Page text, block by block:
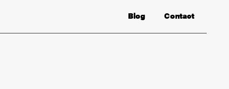
Contact
Blog